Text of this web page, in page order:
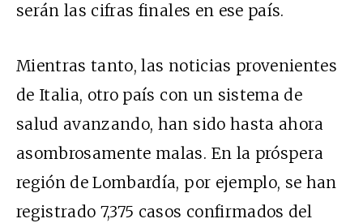
serán las cifras finales en ese país.
Mientras tanto, las noticias provenientes
de Italia, otro país con un sistema de
salud avanzando, han sido hasta ahora
asombrosamente malas. En la próspera
región de Lombardía, por ejemplo, se han
registrado 7,375 casos confirmados del